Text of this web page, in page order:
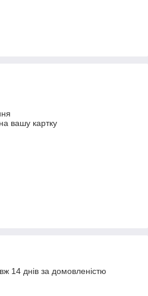
вашу картку
14 днів за домовленістю